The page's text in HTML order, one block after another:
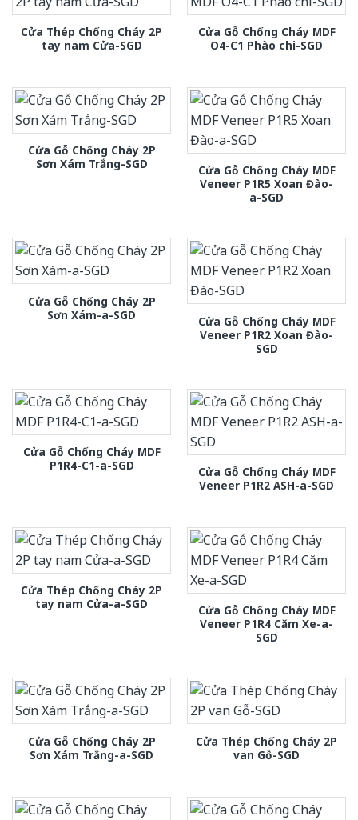
Cửa Thép Chống Cháy 2P
tay nam Cửa-SGD
Cửa Gỗ Chống Cháy MDF
O4-C1 Phào chi-SGD
Cửa Gỗ Chống Cháy 2P
Sơn Xám Trắng-SGD
Cửa Gỗ Chống Cháy MDF
Veneer P1R5 Xoan Đào-
a-SGD
Cửa Gỗ Chống Cháy 2P
Sơn Xám-a-SGD
Cửa Gỗ Chống Cháy MDF
Veneer P1R2 Xoan Đào-
SGD
Cửa Gỗ Chống Cháy MDF
P1R4-C1-a-SGD
Cửa Gỗ Chống Cháy MDF
Veneer P1R2 ASH-a-SGD
Cửa Thép Chống Cháy 2P
tay nam Cửa-a-SGD
Cửa Gỗ Chống Cháy MDF
Veneer P1R4 Căm Xe-a-
SGD
Cửa Gỗ Chống Cháy 2P
Sơn Xám Trắng-a-SGD
Cửa Thép Chống Cháy 2P
van Gỗ-SGD